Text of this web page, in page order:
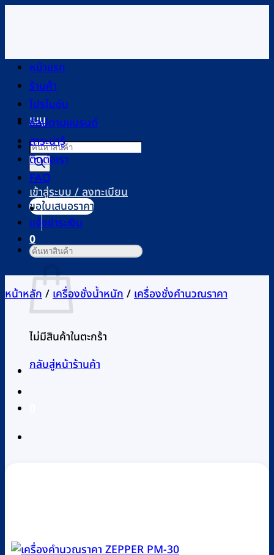
เนื้อหา
เมนู
Products
search
เข้าสู่ระบบ / ลงทะเบียน
0
ตะกร้าสินค้า
ไม่มีสินค้าในตะกร้า
กลับสู่หน้าร้านค้า
หน้าแรก
ร้านค้า
โปรโมชัน
ช้อปตามแบรนด์
สาระน่ารู้
ติดต่อเรา
FAQ
ขอใบเสนอราคา
แจ้งชำระเงิน
ค้นหา:
หน้าหลัก/เครื่องชั่งน้ำหนัก/เครื่องชั่งคำนวณราคา